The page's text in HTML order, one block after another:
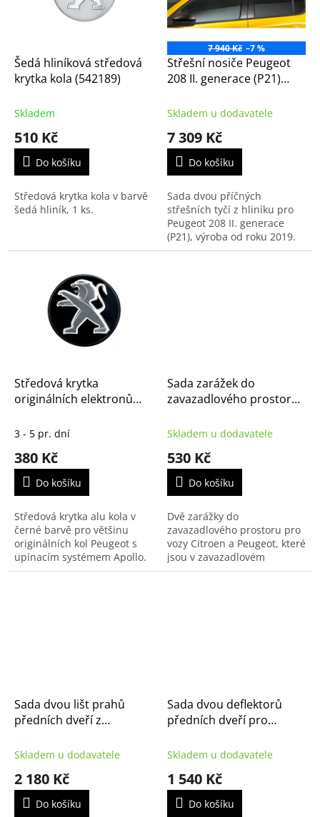
dŠedá hliníková středová
krytka kola (542189)
Skladem
510 Kč
Do košíku
Středová krytka kola v barvě
šedá hliník, 1 ks.
7 940 Kč –7 %
Střešní nosiče Peugeot
208 II. generace (P21)
Skladem u dodavatele
7 309 Kč
Do košíku
Sada dvou příčných
střešních tyčí z hliníku pro
Peugeot 208 II. generace
(P21), výroba od roku 2019.
Středová krytka
originálních elektronů
(16080403XY)
3 - 5 pr. dní
380 Kč
Do košíku
Středová krytka alu kola v
černé barvě pro většinu
originálních kol Peugeot s
upínacím systémem Apollo.
Sada zarážek do
zavazadlového prostoru
(9414EE)
Skladem u dodavatele
530 Kč
Do košíku
Dvě zarážky do
zavazadlového prostoru pro
vozy Citroen a Peugeot, které
jsou v zavazadlovém
prostoru vybavené
Sada dvou lišt prahů
předních dveří z
Peugeot (1608204880)
Skladem u dodavatele
2 180 Kč
Do košíku
Sada dvou deflektorů
předních dveří pro
(1607396380)
Skladem u dodavatele
1 540 Kč
Do košíku